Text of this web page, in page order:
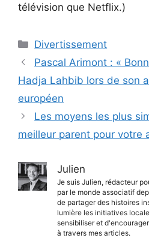
télévision que Netflix.)
Catégories
Divertissement
Pascal Arimont : «
Hadja Lahbib lors de son
européen
Les moyens les plus
meilleur parent pour votre
Julien
Je suis Julien, rédacteur
par le monde associatif
de partager des histoires
lumière les initiatives
sensibiliser et
à travers mes articles.